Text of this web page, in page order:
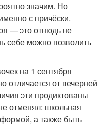
значим. Но
с причёски.
— это отнюдь не
себе можно позволить
на 1 сентября
отличается от вечерней
эти продиктованы
отменял: школьная
а также быть